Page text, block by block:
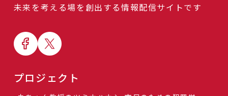
未来を考える場を創出する情報配信サイトです
プロジェクト